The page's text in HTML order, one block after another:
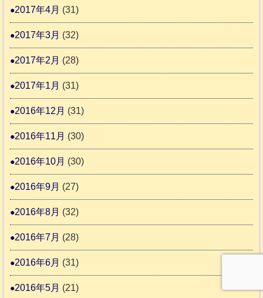
2017年4月 (31)
2017年3月 (32)
2017年2月 (28)
2017年1月 (31)
2016年12月 (31)
2016年11月 (30)
2016年10月 (30)
2016年9月 (27)
2016年8月 (32)
2016年7月 (28)
2016年6月 (31)
2016年5月 (21)